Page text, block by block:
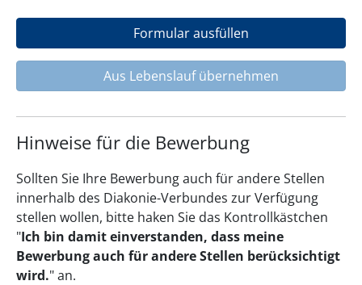
Formular ausfüllen
Aus Lebenslauf übernehmen
Hinweise für die Bewerbung
Sollten Sie Ihre Bewerbung auch für andere Stellen
innerhalb des Diakonie-Verbundes zur Verfügung
stellen wollen, bitte haken Sie das Kontrollkästchen
"Ich bin damit einverstanden, dass meine
Bewerbung auch für andere Stellen berücksichtigt
wird." an.